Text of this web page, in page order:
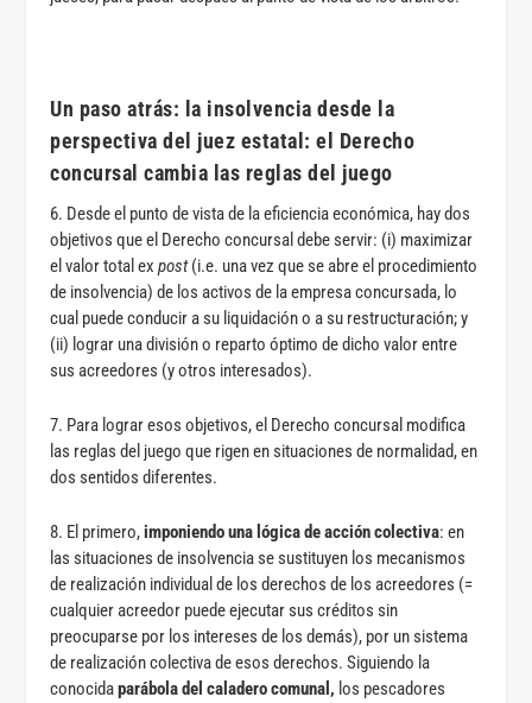
Un paso atrás: la insolvencia desde la
perspectiva del juez estatal: el Derecho
concursal cambia las reglas del juego
6. Desde el punto de vista de la eficiencia económica, hay dos
objetivos que el Derecho concursal debe servir: (i) maximizar
el valor total expost(i.e. una vez que se abre el procedimiento
de insolvencia) de los activos de la empresa concursada, lo
cual puede conducir a su liquidación o a su restructuración; y
(ii) lograr una división o reparto óptimo de dicho valor entre
sus acreedores (y otros interesados).
7. Para lograr esos objetivos, el Derecho concursal modifica
las reglas del juego que rigen en situaciones de normalidad, en
dos sentidos diferentes.
8. El primero,imponiendo una lógica de acción colectiva: en
las situaciones de insolvencia se sustituyen los mecanismos
de realización individual de los derechos de los acreedores (=
cualquier acreedor puede ejecutar sus créditos sin
preocuparse por los intereses de los demás), por un sistema
de realización colectiva de esos derechos. Siguiendo la
conocidaparábola del caladero comunal, los pescadores